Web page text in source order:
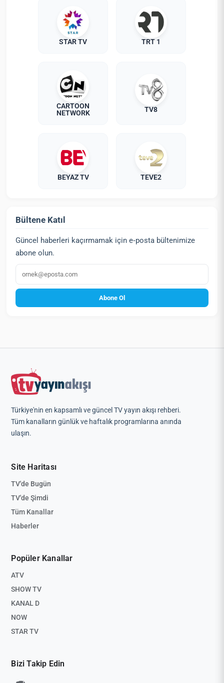
STAR TV TRT 1
CARTOON
NETWORK
TV8
BEYAZ TV TEVE2
Bültene Katıl
Güncel haberleri kaçırmamak için e‑posta bültenimize
abone olun.
E‑posta
Abone Ol
Türkiye'nin en kapsamlı ve güncel TV yayın akışı rehberi.
Tüm kanalların günlük ve haftalık programlarına anında
ulaşın.
Site Haritası
TV'de Bugün
TV'de Şimdi
Tüm Kanallar
Haberler
Popüler Kanallar
ATV
SHOW TV
KANAL D
NOW
STAR TV
Bizi Takip Edin